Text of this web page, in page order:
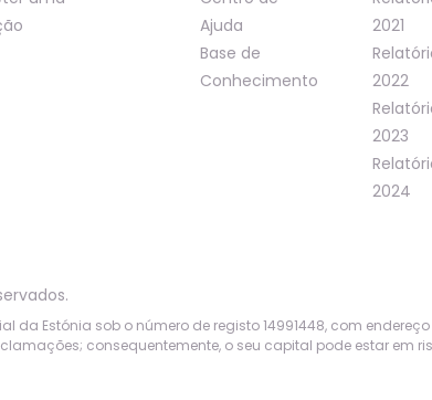
Ajuda
Base de
Conhecimento
2021
2022
2023
2024
.
da Estónia sob o número de registo 14991448, com
consequentemente, o seu capital pode estar em